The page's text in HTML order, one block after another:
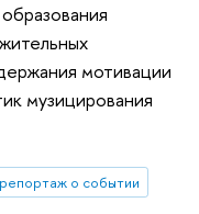
мотивации
музицирования
репортаж о событии